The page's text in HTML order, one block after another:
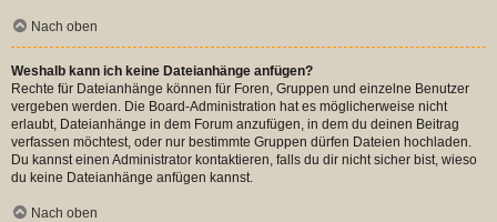
Nach oben
Weshalb kann ich keine Dateianhänge anfügen?
Rechte für Dateianhänge können für Foren, Gruppen und einzelne Benutzer
vergeben werden. Die Board-Administration hat es möglicherweise nicht
erlaubt, Dateianhänge in dem Forum anzufügen, in dem du deinen Beitrag
verfassen möchtest, oder nur bestimmte Gruppen dürfen Dateien hochladen.
Du kannst einen Administrator kontaktieren, falls du dir nicht sicher bist, wieso
du keine Dateianhänge anfügen kannst.
Nach oben